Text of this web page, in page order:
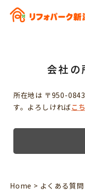
会社の
所在地は 〒950-
す。よろしければこ
Home > よくある質問